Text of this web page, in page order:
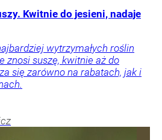
Kwitnie do jesieni, nadaje
wytrzymałych roślin
znosi suszę, kwitnie aż do
się zarówno na rabatach, jak i